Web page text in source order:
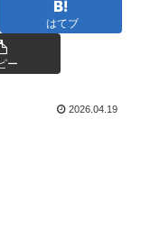
はてブ
ー
2026.04.19